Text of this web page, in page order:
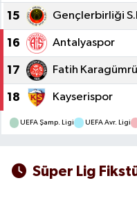
15 Gençlerbirliği
16 Antalyaspor
17 Fatih
18 Kayserispor
UEFA Şamp. Ligi UEFA Avr. Ligi
Süper Lig